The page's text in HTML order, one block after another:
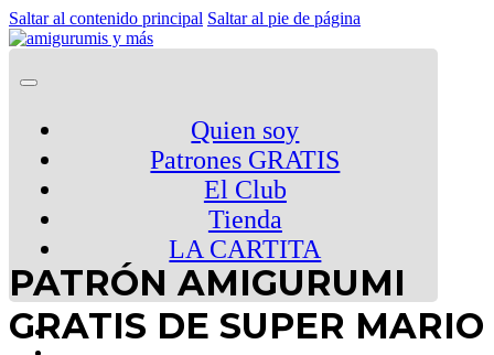
Saltar al contenido principal Saltar al pie de página
Quien soy
Patrones GRATIS
El Club
Tienda
LA CARTITA
PATRÓN AMIGURUMI
GRATIS DE SUPER MARIO